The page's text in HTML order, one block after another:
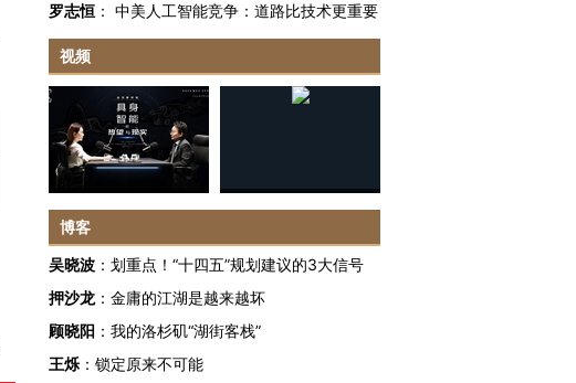
罗志恒 ： 中美人工智能竞争：道路比技术更重要
视频
博客
吴晓波 ： 划重点！“十四五”规划建议的3大信号
押沙龙 ： 金庸的江湖是越来越坏
顾晓阳 ： 我的洛杉矶“湖街客栈”
王烁 ： 锁定原来不可能